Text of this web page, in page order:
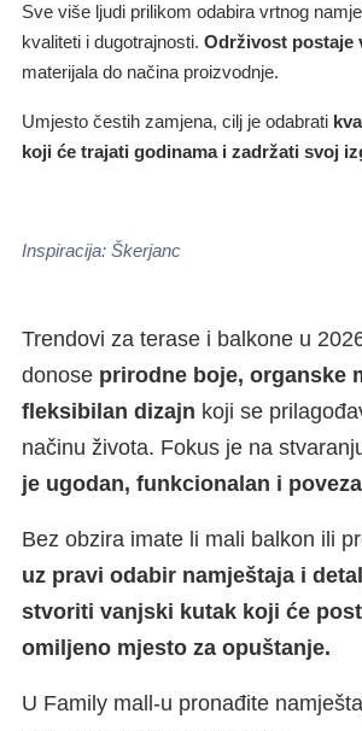
Sve više ljudi prilikom odabira vrtnog
kvaliteti i dugotrajnosti. Održivost postaje
materijala do načina proizvodnje.
Umjesto čestih zamjena, cilj je odabrati
koji će trajati godinama i zadržati svoj
Inspiracija: Škerjanc
Trendovi za terase i balkone u
donose prirodne boje, organske
fleksibilan dizajn koji se
načinu života. Fokus je na
je ugodan, funkcionalan i
Bez obzira imate li mali balkon ili
uz pravi odabir namještaja i
stvoriti vanjski kutak koji će
omiljeno mjesto za opuštanje.
U Family mall-u pronađite